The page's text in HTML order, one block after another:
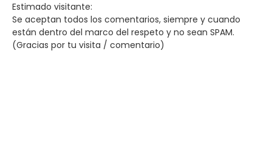
Estimado visitante:
Se aceptan todos los comentarios, siempre y cuando
están dentro del marco del respeto y no sean SPAM.
(Gracias por tu visita / comentario)